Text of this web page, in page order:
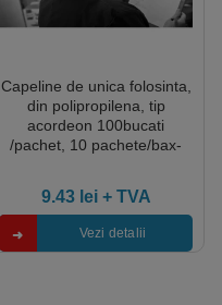
Capeline de unica folosinta,
din polipropilena, tip
acordeon 100bucati
/pachet, 10 pachete/bax-
9.43 lei+ TVA
Vezi detalii